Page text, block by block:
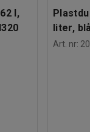
l,
liter,
Art. nr: